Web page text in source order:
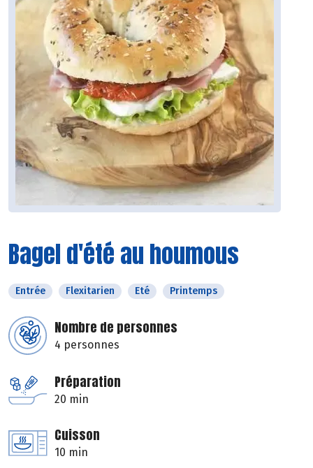
Bagel d'été au houmous
Entrée Flexitarien Eté Printemps
Nombre de personnes
4 personnes
Préparation
20 min
Cuisson
10 min